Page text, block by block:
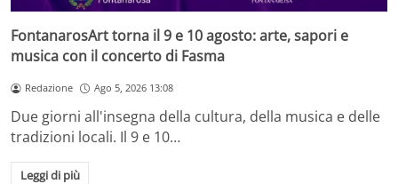
FontanarosArt torna il 9 e 10 agosto: arte, sapori e
musica con il concerto di Fasma
Redazione Ago 5, 2026 13:08
Due giorni all'insegna della cultura, della musica e delle
tradizioni locali. Il 9 e 10…
Leggi di più